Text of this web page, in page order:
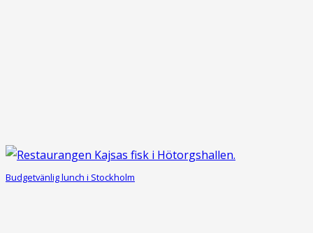
Budgetvänlig lunch i Stockholm